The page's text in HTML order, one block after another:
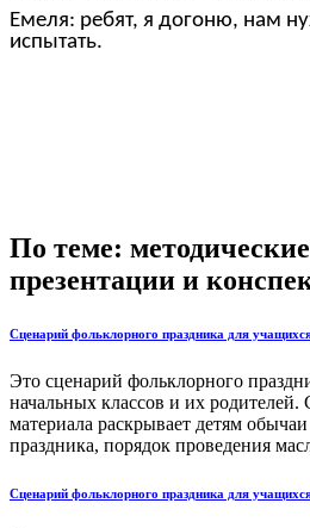
Емеля: ребят, я догоню, нам
испытать.
По теме:
презентации и
Сценарий фольклорного праздника для
Это сценарий фольклорного
начальных классов и их
материала раскрывает детям
праздника, порядок проведения
Сценарий фольклорного праздника для